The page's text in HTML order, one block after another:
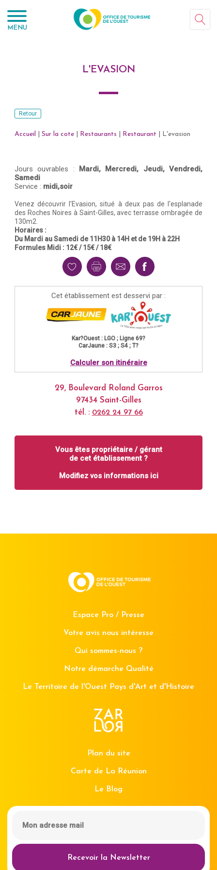
MENU
L'EVASION
Retour
Accueil Sur la cote Restaurants Restaurant L'evasion
Jours ouvrables : Mardi, Mercredi, Jeudi,Vendredi,
Samedi
Service : midi,soir
Venez découvrir l'Evasion, situé à deux pas de l'esplanade
des Roches Noires à Saint-Gilles, avec terrasse ombragée de
130m2.
Horaires :
Du Mardi au Samedi de 11H30 à 14H et de 19H à 22H
Formules Midi : 12€ / 15€ / 18€
Cet établissement est desservi par :
Kar?Ouest : LGO ; Ligne 69?
CarJaune : S3 ; S4 ; T?
Calculer son itinéraire
29, Boulevard Roland Garros
97434 Saint-Gilles
tél. : 0262 24 97 66
Vous êtes propriétaire / gérant
de cet établissement ?
Modifiez vos informations ici
Espace Pro / Presse
Votre avis nous intéresse
Qui sommes-nous ?
Notre démarche Qualité
Le Territoire de l'Ouest Pays d'Art et d'Histoire
Plan du site
Carte de La Réunion
Le Blog
Recevoir la Newsletter